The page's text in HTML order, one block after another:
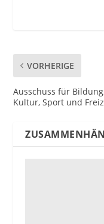
VORHERIGE
Ausschuss für
Kultur, Sport und